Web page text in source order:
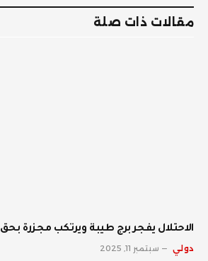
مقالات ذات صلة
الاحتلال يفجر برج طيبة ويرتكب مجزرة
دولي سبتمبر 11, 2025